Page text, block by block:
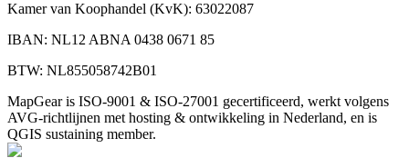
Kamer van Koophandel (KvK): 63022087
IBAN: NL12 ABNA 0438 0671 85
BTW: NL855058742B01
MapGear is ISO-9001 & ISO-27001 gecertificeerd, werkt volgens
AVG-richtlijnen met hosting & ontwikkeling in Nederland, en is
QGIS sustaining member.